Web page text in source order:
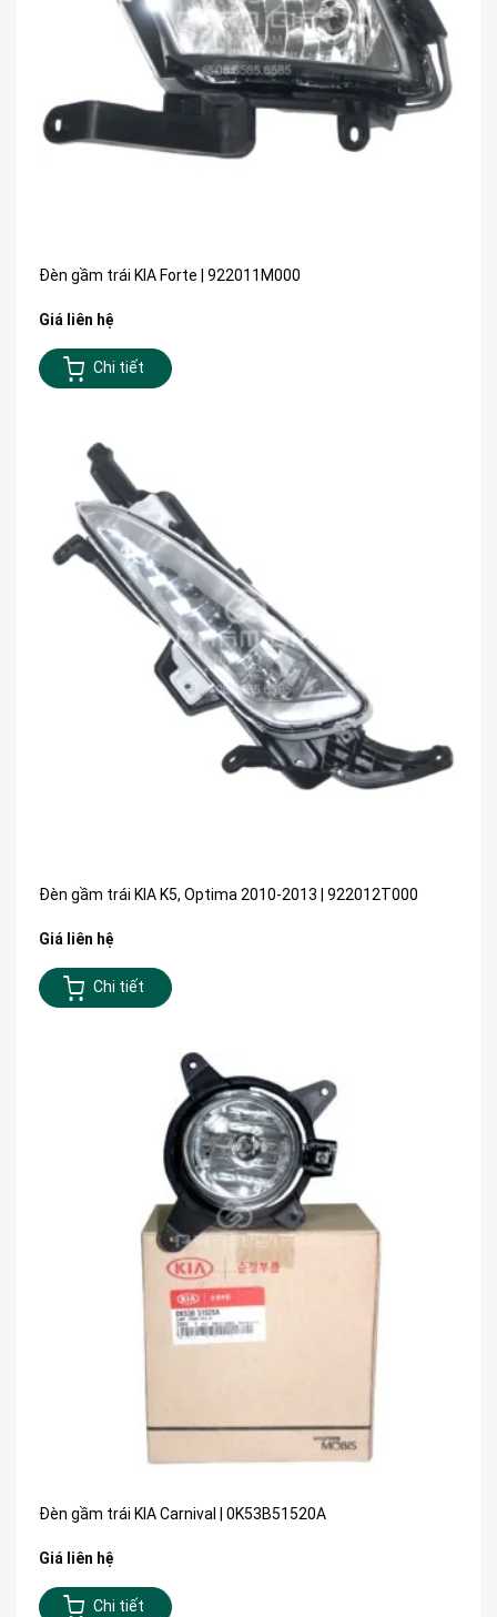
Đèn gầm trái KIA Forte | 922011M000
Giá liên hệ
Chi tiết
Đèn gầm trái KIA K5, Optima 2010-2013 | 922012T000
Giá liên hệ
Chi tiết
Đèn gầm trái KIA Carnival | 0K53B51520A
Giá liên hệ
Chi tiết